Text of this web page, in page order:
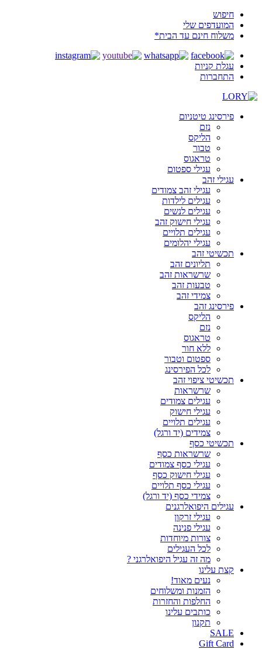
חיפוש
המועדפים שלי
משלוח חינם עד הבית*
עגלת קניות
התחברות
פירסינג טיטניום
נזם
הליקס
טבור
טראגוס
עגילי ספטום
עגילי זהב
עגילי זהב צמודים
עגילים לילדות
עגילים לנשים
עגילי חישוק זהב
עגילים תלויים
עגילי יהלומים
תכשיטי זהב
תליונים זהב
שרשראות זהב
טבעות זהב
צמידי זהב
פירסינג זהב
הליקס
נזם
טראגוס
ללא חור
ספטום וטבור
לכל הפירסינג
תכשיטי ציפוי זהב
שרשראות
עגילים צמודים
עגילי חישוק
עגילים תלויים
צמידים (יד ורגל)
תכשיטי כסף
שרשראות כסף
עגילי כסף צמודים
עגילי חישוק כסף
עגילי כסף תלויים
צמידי כסף (יד ורגל)
עגילים היפואלרגנים
עגילי זרקון
עגילי פנינה
צורות מיוחדות
לכל העגילים
מה זה עגיל היפואלרגני ?
קצת עלינו
נעים מאוד!
הזמנות ומשלוחים
החלפות והחזרות
כותבים עלינו
תקנון
SALE
Gift Card